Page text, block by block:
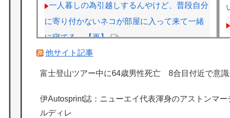
一人暮しの為引越しするんやけど、普段自分
に寄り付かないネコが部屋に入って来て一緒
に寝てる。【再】
【悲報】Amazon配達員、ガチでブチギレる
ｗｗｗｗ
の現在ｗｗｗｗ
他サイト記事
富士登山ツアー中に64歳男性死亡 8合目付近で意
伊Autosprint誌：ニューエイ代表渾身のアストンマ
ルディレ